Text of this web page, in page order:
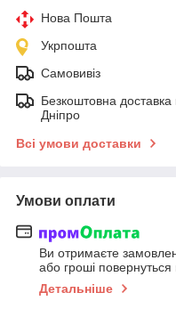
Нова Пошта
Укрпошта
Самовивіз
Безкоштовна
Дніпро
Всі умови доставки
Умови оплати
Ви отримаєте
або гроші
Детальніше